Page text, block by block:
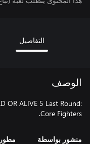
التفاصيل
الوصف
OR ALIVE 5 Last Round:
Core Fighters.
منشور بواسطة